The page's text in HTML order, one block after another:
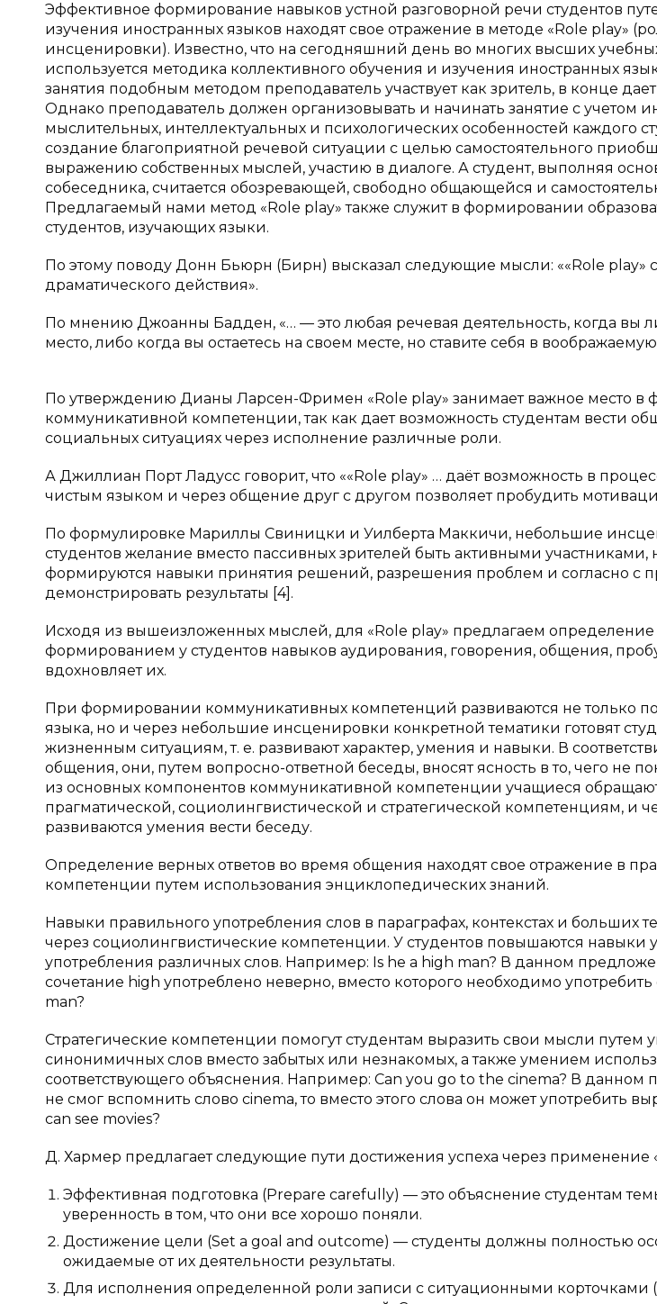
Эффективное формирование навыков устной разговорной речи студентов
изучения иностранных языков находят свое отражение в методе «Role play»
инсценировки). Известно, что на сегодняшний день во многих высших
используется методика коллективного обучения и изучения иностранных
занятия подобным методом преподаватель участвует как зритель, в конце
Однако преподаватель должен организовывать и начинать занятие с учетом
мыслительных, интеллектуальных и психологических особенностей каждого
создание благоприятной речевой ситуации с целью самостоятельного
выражению собственных мыслей, участию в диалоге. А студент, выполняя
собеседника, считается обозревающей, свободно общающейся и
Предлагаемый нами метод «Role play» также служит в формировании
студентов, изучающих языки.
По этому поводу Донн Бьюрн (Бирн) высказал следующие мысли: ««Role play»
драматического действия».
По мнению Джоанны Бадден, «… — это любая речевая деятельность, когда вы
место, либо когда вы остаетесь на своем месте, но ставите себя в
По утверждению Дианы Ларсен-Фримен «Role play» занимает важное место в
коммуникативной компетенции, так как дает возможность студентам вести
социальных ситуациях через исполнение различные роли.
А Джиллиан Порт Ладусс говорит, что ««Role play» … даёт возможность в
чистым языком и через общение друг с другом позволяет пробудить
По формулировке Мариллы Свиницки и Уилберта Маккичи, небольшие
студентов желание вместо пассивных зрителей быть активными участниками,
формируются навыки принятия решений, разрешения проблем и согласно с
демонстрировать результаты [4].
Исходя из вышеизложенных мыслей, для «Role play» предлагаем определение
формированием у студентов навыков аудирования, говорения, общения,
вдохновляет их.
При формировании коммуникативных компетенций развиваются не только
языка, но и через небольшие инсценировки конкретной тематики готовят
жизненным ситуациям, т. е. развивают характер, умения и навыки. В
общения, они, путем вопросно-ответной беседы, вносят ясность в то, чего не
из основных компонентов коммуникативной компетенции учащиеся
прагматической, социолингвистической и стратегической компетенциям, и
развиваются умения вести беседу.
Определение верных ответов во время общения находят свое отражение в
компетенции путем использования энциклопедических знаний.
Навыки правильного употребления слов в параграфах, контекстах и больших
через социолингвистические компетенции. У студентов повышаются навыки
употребления различных слов. Например: Is he a high man? В данном
сочетание high употреблено неверно, вместо которого необходимо
man?
Стратегические компетенции помогут студентам выразить свои мысли путем
синонимичных слов вместо забытых или незнакомых, а также умением
соответствующего объяснения. Например: Can you go to the cinema? В данном
не смог вспомнить слово cinema, то вместо этого слова он может употребить
can see movies?
Д. Хармер предлагает следующие пути достижения успеха через применение
Эффективная подготовка (Prepare carefully) — это объяснение студентам
уверенность в том, что они все хорошо поняли.
Достижение цели (Set a goal and outcome) — студенты должны полностью
ожидаемые от их деятельности результаты.
Для исполнения определенной роли записи с ситуационными корточками